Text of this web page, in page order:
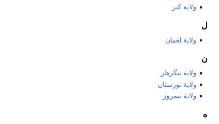
ولاية كنر
ل
ولایة لغمان
ن
ولایة ننگرهار
ولاية نورستان
ولاية نيمروز
ه